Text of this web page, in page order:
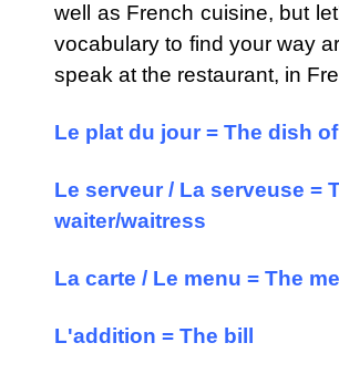
well as French cuisine, but
vocabulary to find your way
speak at the restaurant, in
Le plat du jour = The dish
Le serveur / La serveuse =
waiter/waitress
La carte / Le menu = The
L'addition = The bill